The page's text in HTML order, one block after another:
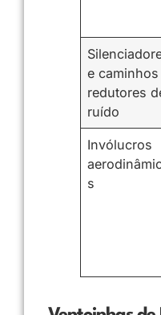
e caminhos
redutores
ruído
Invólucros
s